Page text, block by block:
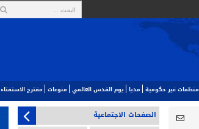
منظمات غير حكومية مديا يوم القدس العالمي‬‎ منوعات مقترح الاستفتاء
الصفحات الاجتماعية